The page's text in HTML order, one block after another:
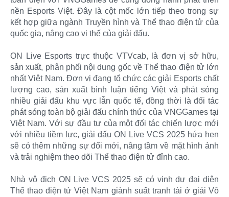
nền Esports Việt. Đây là cột mốc lớn tiếp theo trong sự
kết hợp giữa ngành Truyền hình và Thể thao điện tử của
quốc gia, nâng cao vị thế của giải đấu.
ON Live Esports trực thuộc VTVcab, là đơn vị sở hữu,
sản xuất, phân phối nội dung gốc về Thể thao điện tử lớn
nhất Việt Nam. Đơn vị đang tổ chức các giải Esports chất
lượng cao, sản xuất bình luận tiếng Việt và phát sóng
nhiều giải đấu khu vực lẫn quốc tế, đồng thời là đối tác
phát sóng toàn bộ giải đấu chính thức của VNGGames tại
Việt Nam. Với sự đầu tư của một đối tác chiến lược mới
với nhiều tiềm lực, giải đấu ON Live VCS 2025 hứa hẹn
sẽ có thêm những sự đổi mới, nâng tầm về mặt hình ảnh
và trải nghiệm theo dõi Thể thao điện tử đỉnh cao.
Nhà vô địch ON Live VCS 2025 sẽ có vinh dự đại diện
Thể thao điện tử Việt Nam giành suất tranh tài ở giải Vô